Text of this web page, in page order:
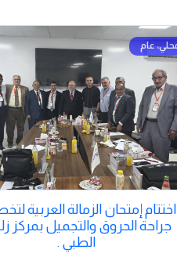
اختتام إمتحان الزمالة العربية
جراحة الحروق والتجميل بمركز
الطبي .